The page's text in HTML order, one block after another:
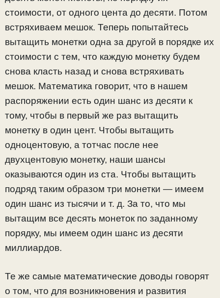
стоимости, от одного цента до десяти. Потом
встряхиваем мешок. Теперь попытайтесь
вытащить монетки одна за другой в порядке их
стоимости с тем, что каждую монетку будем
снова класть назад и снова встряхивать
мешок. Математика говорит, что в нашем
распоряжении есть один шанс из десяти к
тому, чтобы в первый же раз вытащить
монетку в один цент. Чтобы вытащить
одноцентовую, а тотчас после нее
двухцентовую монетку, наши шансы
оказываются один из ста. Чтобы вытащить
подряд таким образом три монетки — имеем
один шанс из тысячи и т. д. За то, что мы
вытащим все десять монеток по заданному
порядку, мы имеем один шанс из десяти
миллиардов.
Те же самые математические доводы говорят
о том, что для возникновения и развития